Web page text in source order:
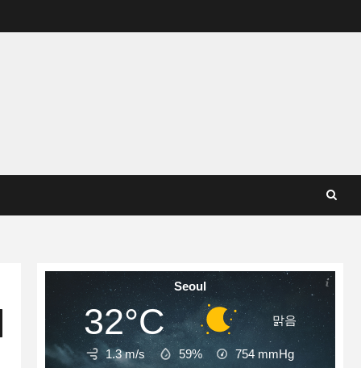
Seoul
32°C 맑음
1.3 m/s 59% 754 mmHg